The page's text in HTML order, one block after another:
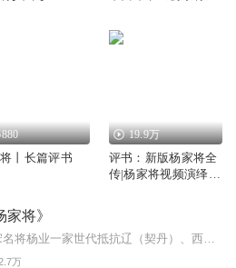
丨长篇评书
19.9万
评书：新版杨家将全
传|杨家将视频演绎版
将》
万